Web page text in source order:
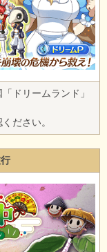
ドリームランド」
ださい。